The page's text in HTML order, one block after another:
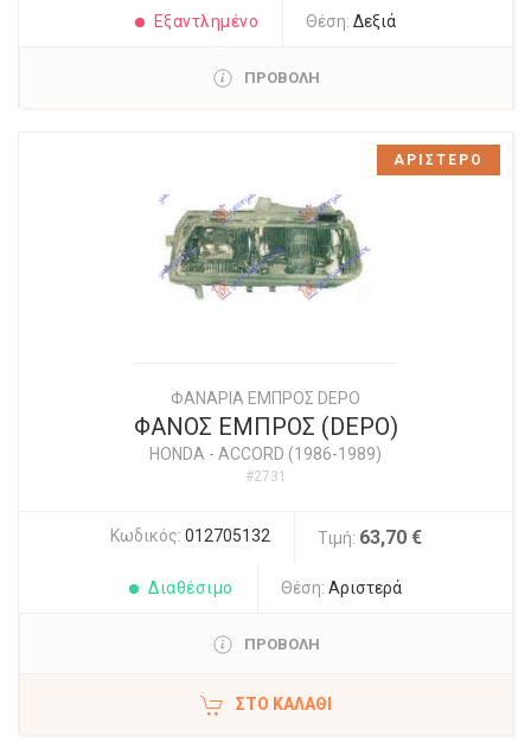
Εξαντλημένο Θέση:Δεξιά
ΠΡΟΒΟΛΗ
ΦΑΝΑΡΙΑ ΕΜΠΡΟΣ DEPO
ΦΑΝΟΣ ΕΜΠΡΟΣ (DEPO)
HONDA - ACCORD (1986-1989)
#2731
Κωδικός: 012705132 Τιμή: 63,70 €
Διαθέσιμο Θέση: Αριστερά
ΠΡΟΒΟΛΗ
ΣΤΟ ΚΑΛΆΘΙ
ΑΡΙΣΤΕΡΟ